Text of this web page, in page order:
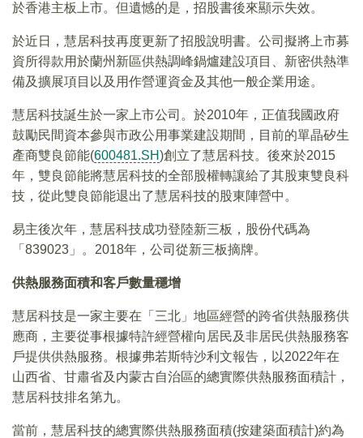
於香港主板上市。但遺憾的是，招股書後來顯示失效。
於近日，慧居科技再度更新了招股說明書。公司擬將上市募
資所得款用於蘭州新區供熱調峰鍋爐建設項目、新密供熱準
備及擴展項目以及用作營運資金及其他一般企業用途。
慧居科技誕生於一家上市公司。於2010年，正值我國政府
鼓勵民間資本參與市政公用事業建設期間，目前的單晶矽生
產商雙良節能(600481.SH)創立了慧居科技。後來於2015
年，雙良節能將慧居科技的全部股權轉讓給了其股東雙良科
技，從此雙良節能退出了慧居科技的股東陣營中。
易主後次年，慧居科技成功登陸新三板，股份代碼為
「839023」。2018年，公司從新三板摘牌。
供熱服務面積和客戶數量穩增
慧居科技是一家主要在「三北」地區經營的跨省供熱服務供
應商，主要從事根據特許經營權向居民及非居民供熱服務客
戶提供供熱服務。根據弗若斯特沙利文報告，以2022年在
山西省、甘肅省及内蒙古自治區的總實際供熱服務面積計，
慧居科技排名第九。
當前，慧居科技的總實際供熱服務面積(按建築面積計)約為